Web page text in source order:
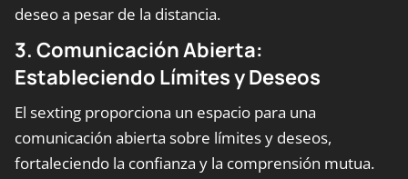
deseo a pesar de la distancia.
3. Comunicación Abierta:
Estableciendo Límites y Deseos
El sexting proporciona un espacio para una
comunicación abierta sobre límites y deseos,
fortaleciendo la confianza y la comprensión mutua.